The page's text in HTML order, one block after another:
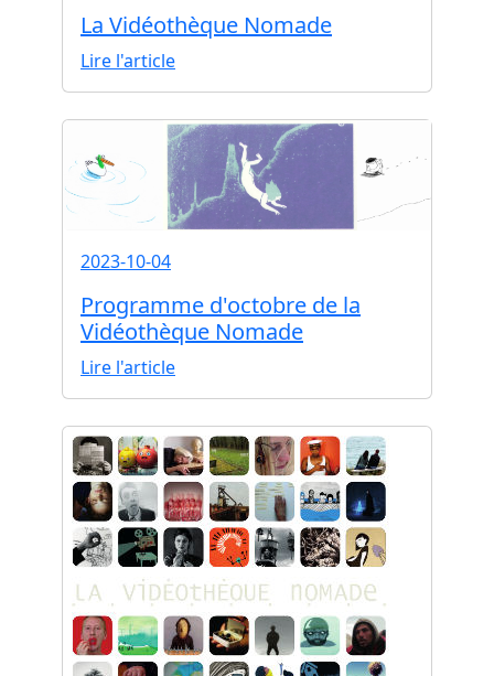
La Vidéothèque Nomade
Lire l'article
2023-10-04
Programme d'octobre de la
Vidéothèque Nomade
Lire l'article